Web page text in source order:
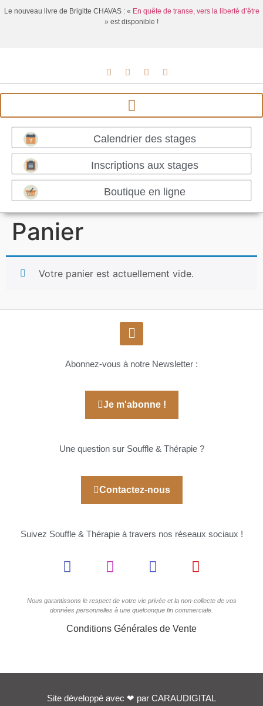
Le nouveau livre de Brigitte CHAVAS : « En quête de transe, vers la liberté d’être
» est disponible !
Calendrier des stages
Inscriptions aux stages
Boutique en ligne
Panier
Votre panier est actuellement vide.
Abonnez-vous à notre Newsletter :
Je m'abonne !
Une question sur Souffle & Thérapie ?
Contactez-nous
Suivez Souffle & Thérapie à travers nos réseaux sociaux !
Nous garantissons le respect de votre vie privée et la non-collecte de vos
données personnelles à une quelconque fin commerciale.
Conditions Générales de Vente
Site développé avec ❤ par CARAUDIGITAL